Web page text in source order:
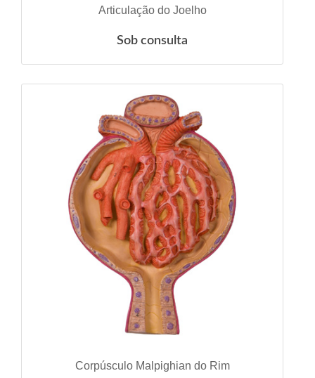
VER DETALHES
Articulação do Joelho
Sob consulta
VER DETALHES
Corpúsculo Malpighian do Rim